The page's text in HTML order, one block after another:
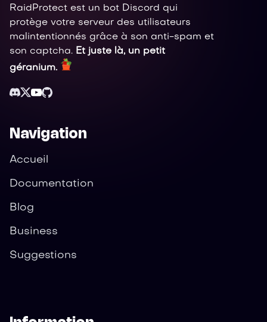
RaidProtect est un bot Discord qui
protège votre serveur des utilisateurs
malintentionnés grâce à son anti-spam et
son captcha. Et juste là, un petit
géranium.
Navigation
Accueil
Documentation
Blog
Business
Suggestions